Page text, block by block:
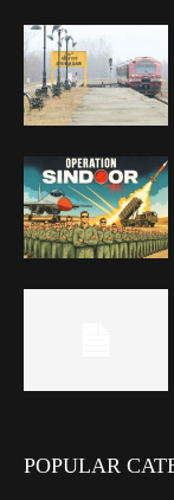
POPULAR